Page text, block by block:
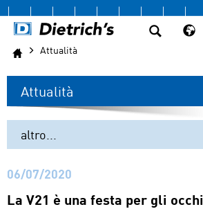
Attualità
Attualità
altro...
06/07/2020
La V21 è una festa per gli occhi